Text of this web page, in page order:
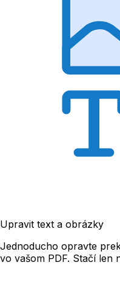
Upravit text a obrázky
Jednoducho opravte
vo vašom PDF. Stačí len